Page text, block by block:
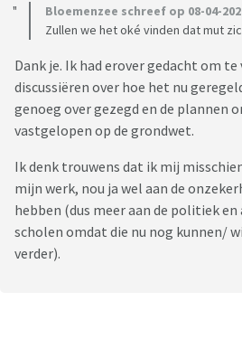
Bloemenzee schreef op 08-04-
Zullen we het oké vinden dat mut
Dank je. Ik had erover gedacht om
discussiëren over hoe het nu
genoeg over gezegd en de plannen
vastgelopen op de grondwet.
Ik denk trouwens dat ik mij
mijn werk, nou ja wel aan de
hebben (dus meer aan de politiek en
scholen omdat die nu nog kunnen/
verder).